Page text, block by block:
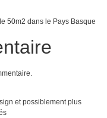
50m2 dans le Pays Basque
et possiblement plus